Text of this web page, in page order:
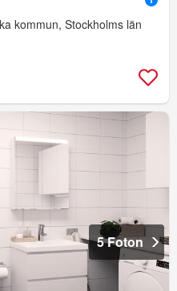
kommun, Stockholms län
5 Foton